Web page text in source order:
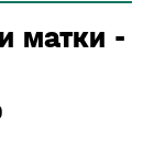
матки -